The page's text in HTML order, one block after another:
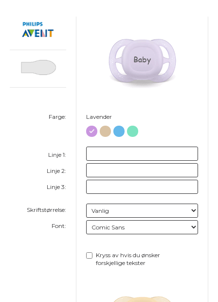
Farge:
Linje 1:
Linje 2:
Linje 3:
Skriftstørrelse:
Font:
Baby
Lavender
Kryss av hvis du ønsker
forskjellige tekster